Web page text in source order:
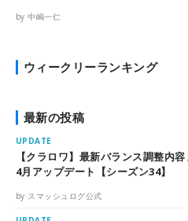
by 中嶋一仁
ウィークリーランキング
最新の投稿
UPDATE
【クラロワ】最新バランス調整内
4月アップデート【シーズン34】
by スマッシュログ公式